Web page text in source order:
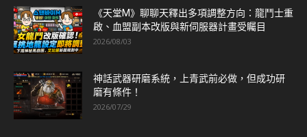
《天堂M》聊聊天釋出多項調整方向：龍鬥士重
啟、血盟副本改版與新伺服器計畫受矚目
2026/08/03
神話武器研磨系統，上青武前必做，但成功研
磨有條件！
2026/07/29